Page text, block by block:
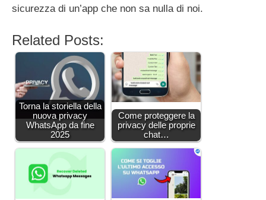
sicurezza di un’app che non sa nulla di noi.
Related Posts:
Torna la storiella della
nuova privacy
WhatsApp da fine
2025
Come proteggere la
privacy delle proprie
chat…